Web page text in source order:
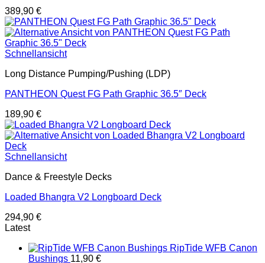
389,90 €
Schnellansicht
Long Distance Pumping/Pushing (LDP)
PANTHEON Quest FG Path Graphic 36.5″ Deck
189,90 €
Schnellansicht
Dance & Freestyle Decks
Loaded Bhangra V2 Longboard Deck
294,90 €
Latest
RipTide WFB Canon
Bushings 11,90 €